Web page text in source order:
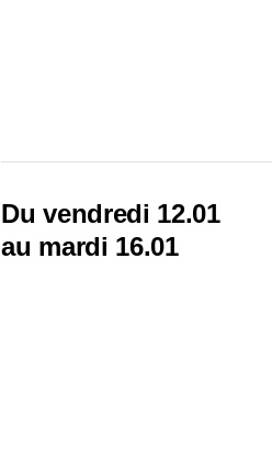
Du vendredi 12.01
au mardi 16.01